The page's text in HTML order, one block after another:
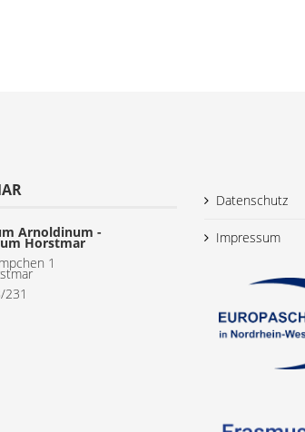
Arnoldinum -
Horstmar
1
231
Datenschutz
Impressum